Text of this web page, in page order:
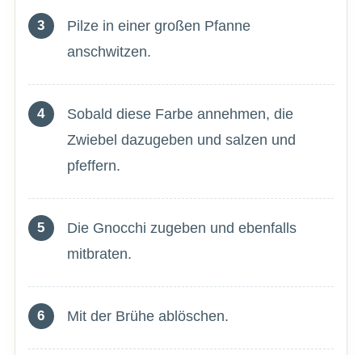
Pilze in einer großen Pfanne
anschwitzen.
Sobald diese Farbe annehmen, die
Zwiebel dazugeben und salzen und
pfeffern.
Die Gnocchi zugeben und ebenfalls
mitbraten.
Mit der Brühe ablöschen.